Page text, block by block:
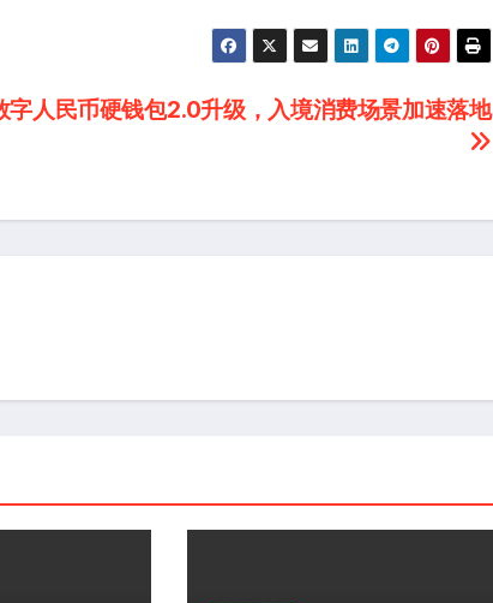
字人民币硬钱包2.0升级，入境消费场景加速落地